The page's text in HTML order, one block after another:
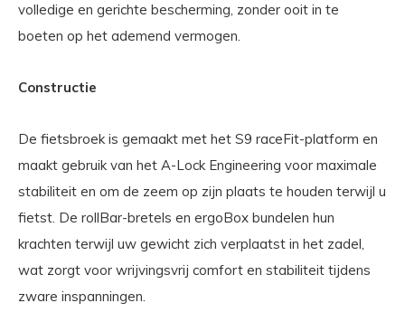
volledige en gerichte bescherming, zonder ooit in te
boeten op het ademend vermogen.
Constructie
De fietsbroek is gemaakt met het S9 raceFit-platform en
maakt gebruik van het A-Lock Engineering voor maximale
stabiliteit en om de zeem op zijn plaats te houden terwijl u
fietst. De rollBar-bretels en ergoBox bundelen hun
krachten terwijl uw gewicht zich verplaatst in het zadel,
wat zorgt voor wrijvingsvrij comfort en stabiliteit tijdens
zware inspanningen.